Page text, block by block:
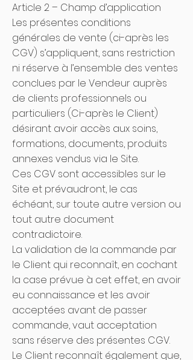
Article 2 – Champ d’application
Les présentes conditions
générales de vente (ci-après les
CGV) s’appliquent, sans restriction
ni réserve à l’ensemble des ventes
conclues par le Vendeur auprès
de clients professionnels ou
particuliers (Ci-après le Client)
désirant avoir accès aux soins,
formations, documents, produits
annexes vendus via le Site.
Ces CGV sont accessibles sur le
Site et prévaudront, le cas
échéant, sur toute autre version ou
tout autre document
contradictoire.
La validation de la commande par
le Client qui reconnaît, en cochant
la case prévue à cet effet, en avoir
eu connaissance et les avoir
acceptées avant de passer
commande, vaut acceptation
sans réserve des présentes CGV.
Le Client reconnaît également que,